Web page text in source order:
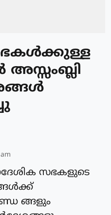
അസ്സംബ്ലി
സഭകളുടെ
ങ്ങളും